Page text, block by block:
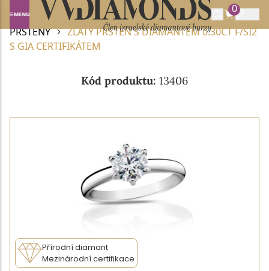
0
Domů DIAMANTOVÉ ŠPERKY
DIAMANTOVÉ
PRSTENY
ZLATÝ PRSTEN S DIAMANTEM 0.30CT F/SI2
S GIA CERTIFIKÁTEM
Kód produktu: 13406
Přírodní diamant
Mezinárodní certifikace